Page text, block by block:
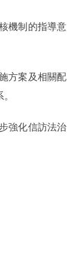
機制的指導意
方案及相關配
強化信訪法治